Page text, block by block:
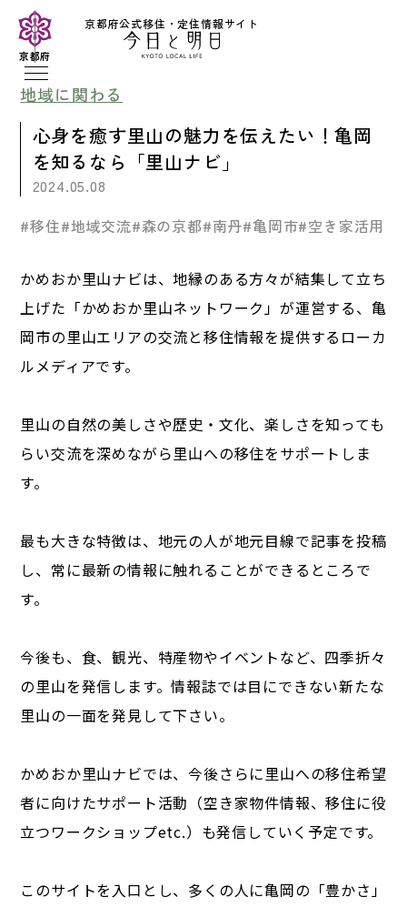
京都府公式移住・定住情報サイト
京都府
地域に関わる
心身を癒す里山の魅力を伝えたい！亀岡
を知るなら「里山ナビ」
2024.05.08
#移住#地域交流#森の京都#南丹#亀岡市#空き家活用
かめおか里山ナビは、地縁のある方々が結集して立ち
上げた「かめおか里山ネットワーク」が運営する、亀
岡市の里山エリアの交流と移住情報を提供するローカ
ルメディアです。
里山の自然の美しさや歴史・文化、楽しさを知っても
らい交流を深めながら里山への移住をサポートしま
す。
最も大きな特徴は、地元の人が地元目線で記事を投稿
し、常に最新の情報に触れることができるところで
す。
今後も、食、観光、特産物やイベントなど、四季折々
の里山を発信します。情報誌では目にできない新たな
里山の一面を発見して下さい。
かめおか里山ナビでは、今後さらに里山への移住希望
者に向けたサポート活動（空き家物件情報、移住に役
立つワークショップetc.）も発信していく予定です。
このサイトを入口とし、多くの人に亀岡の「豊かさ」